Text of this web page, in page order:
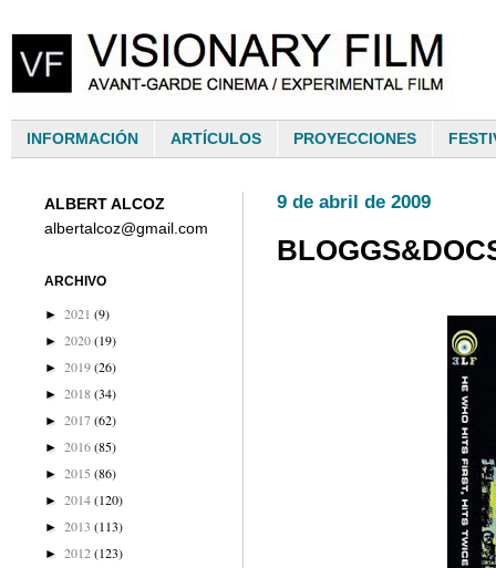
INFORMACIÓN ARTÍCULOS PROYECCIONES
9 de abril de 2009
ALBERT ALCOZ
albertalcoz@gmail.com
ARCHIVO
► 2021 (9)
► 2020(19)
► 2019(26)
► 2018(34)
► 2017(62)
► 2016(85)
► 2015 (86)
► 2014(120)
► 2013 (113)
► 2012(123)